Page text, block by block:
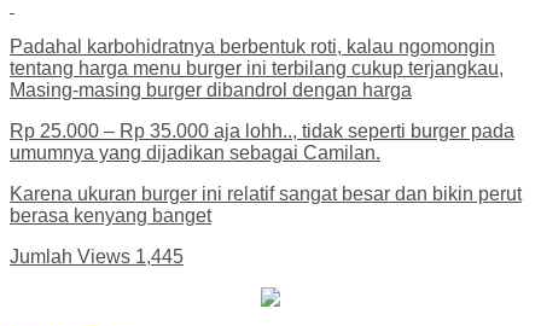
Padahal karbohidratnya berbentuk roti, kalau ngomongin
tentang harga menu burger ini terbilang cukup terjangkau,
Masing-masing burger dibandrol dengan harga
Rp 25.000 – Rp 35.000 aja lohh.., tidak seperti burger pada
umumnya yang dijadikan sebagai Camilan.
Karena ukuran burger ini relatif sangat besar dan bikin perut
berasa kenyang banget
Jumlah Views 1,445